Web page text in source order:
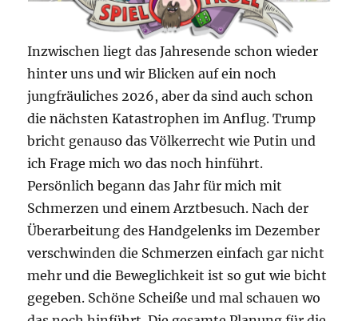
Inzwischen liegt das Jahresende schon wieder
hinter uns und wir Blicken auf ein noch
jungfräuliches 2026, aber da sind auch schon
die nächsten Katastrophen im Anflug. Trump
bricht genauso das Völkerrecht wie Putin und
ich Frage mich wo das noch hinführt.
Persönlich begann das Jahr für mich mit
Schmerzen und einem Arztbesuch. Nach der
Überarbeitung des Handgelenks im Dezember
verschwinden die Schmerzen einfach gar nicht
mehr und die Beweglichkeit ist so gut wie bicht
gegeben. Schöne Scheiße und mal schauen wo